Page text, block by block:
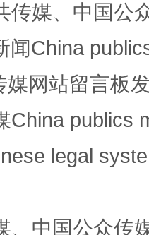
谢
传媒、中国公
闻China
网站留言板
China publics
legal
、中国公众传